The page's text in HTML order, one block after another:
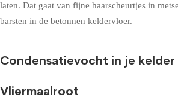
laten. Dat gaat van fijne haarscheurtjes in
barsten in de betonnen keldervloer.
Condensatievocht in je kelder
Vliermaalroot